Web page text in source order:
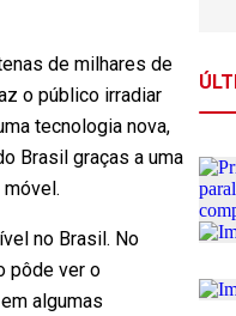
de milhares de
o público irradiar
tecnologia nova,
Brasil graças a uma
no Brasil. No
pôde ver o
algumas